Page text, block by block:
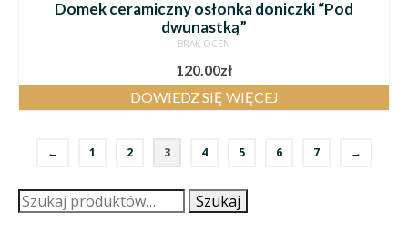
Domek ceramiczny osłonka doniczki “Pod
dwunastką”
BRAK OCEN
120.00zł
DOWIEDZ SIĘ WIĘCEJ
← 1 2 3 4 5 6 7 →
Szukaj: Szukaj